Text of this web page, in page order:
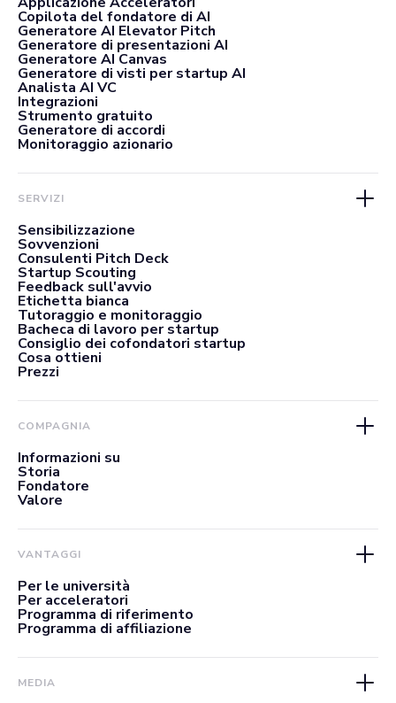
Copilota del fondatore di AI
Generatore AI Elevator Pitch
Generatore di presentazioni AI
Generatore AI Canvas
Generatore di visti per startup AI
Analista AI VC
Integrazioni
Strumento gratuito
Generatore di accordi
Monitoraggio azionario
SERVIZI
Sensibilizzazione
Sovvenzioni
Consulenti Pitch Deck
Startup Scouting
Feedback sull'avvio
Etichetta bianca
Tutoraggio e monitoraggio
Bacheca di lavoro per startup
Consiglio dei cofondatori startup
Cosa ottieni
Prezzi
COMPAGNIA
Informazioni su
Storia
Fondatore
Valore
VANTAGGI
Per le università
Per acceleratori
Programma di riferimento
Programma di affiliazione
MEDIA